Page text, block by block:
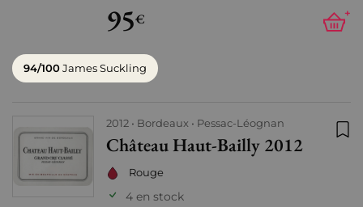
95€ +
94/100James Suckling
2012 Bordeaux Pessac-Léognan
Château Haut-Bailly 2012
Rouge
4 en stock